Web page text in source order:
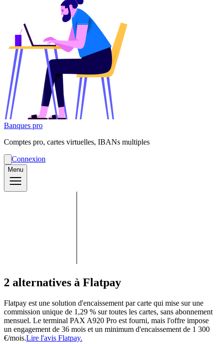
Banques pro
Comptes pro, cartes virtuelles, IBANs multiples
Connexion
Menu
2 alternatives à Flatpay
Flatpay est une solution d'encaissement par carte qui mise sur une
commission unique de 1,29 % sur toutes les cartes, sans abonnement
mensuel. Le terminal PAX A920 Pro est fourni, mais l'offre impose
un engagement de 36 mois et un minimum d'encaissement de 1 300
€/mois.Lire l'avis Flatpay.